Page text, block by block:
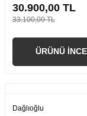
30.900,00 TL
33.100,00 TL
ÜRÜNÜ
Dağlıoğlu